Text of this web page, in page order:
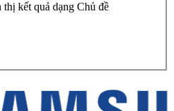
thị kết quả dạng Chủ đề